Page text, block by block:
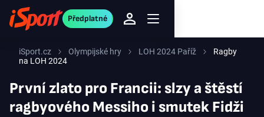
Předplatné
iSport.cz Olympijské hry LOH 2024 Paříž
Ragby
na LOH 2024
První zlato pro Francii: slzy a štěstí
ragbyového Messiho i smutek Fidži